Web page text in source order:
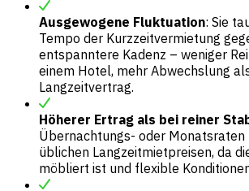
Ausgewogene Fluktuation: Sie
Tempo der Kurzzeitvermietung
entspanntere Kadenz – weniger
einem Hotel, mehr Abwechslung
Langzeitvertrag.
Höherer Ertrag als bei reiner
Übernachtungs- oder Monatsraten
üblichen Langzeitmietpreisen, da
möbliert ist und flexible